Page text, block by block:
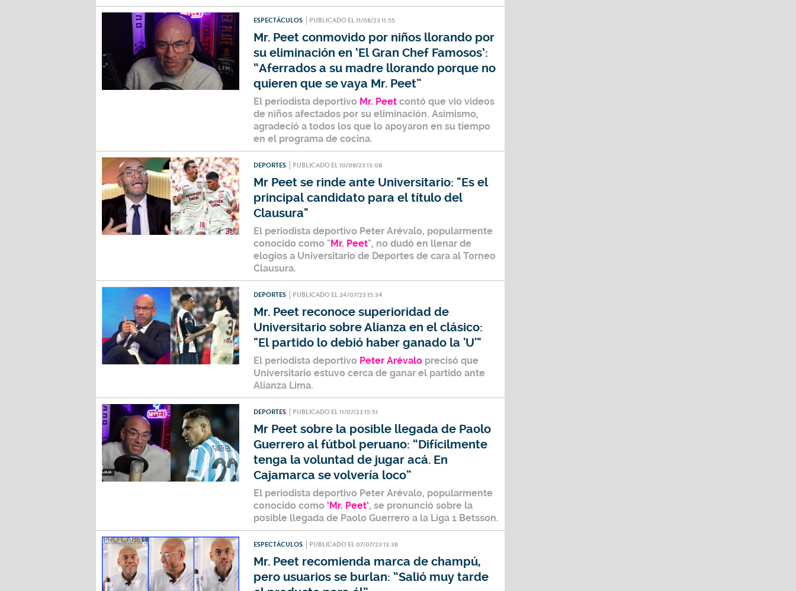
ESPECTÁCULOS PUBLICADO EL 11/08/23 11:55
Mr. Peet conmovido por niños llorando por
su eliminación en ‘El Gran Chef Famosos’:
“Aferrados a su madre llorando porque no
quieren que se vaya Mr. Peet”
El periodista deportivo Mr. Peet contó que vio videos
de niños afectados por su eliminación. Asimismo,
agradeció a todos los que lo apoyaron en su tiempo
en el programa de cocina.
DEPORTES PUBLICADO EL 10/08/23 13:08
Mr Peet se rinde ante Universitario: "Es el
principal candidato para el título del
Clausura"
El periodista deportivo Peter Arévalo, popularmente
conocido como "Mr. Peet", no dudó en llenar de
elogios a Universitario de Deportes de cara al Torneo
Clausura.
DEPORTES PUBLICADO EL 24/07/23 15:34
Mr. Peet reconoce superioridad de
Universitario sobre Alianza en el clásico:
"El partido lo debió haber ganado la 'U'"
El periodista deportivo Peter Arévalo precisó que
Universitario estuvo cerca de ganar el partido ante
Alianza Lima.
DEPORTES PUBLICADO EL 11/07/23 15:51
Mr Peet sobre la posible llegada de Paolo
Guerrero al fútbol peruano: “Difícilmente
tenga la voluntad de jugar acá. En
Cajamarca se volvería loco”
El periodista deportivo Peter Arévalo, popularmente
conocido como ‘Mr. Peet’, se pronunció sobre la
posible llegada de Paolo Guerrero a la Liga 1 Betsson.
ESPECTÁCULOS PUBLICADO EL 07/07/23 13:38
Mr. Peet recomienda marca de champú,
pero usuarios se burlan: “Salió muy tarde